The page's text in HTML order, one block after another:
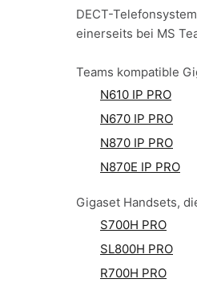
DECT-
einerseits bei MS
Teams kompatible
N610 IP PRO
N670 IP PRO
N870 IP PRO
N870E IP PRO
Gigaset Handsets,
S700H PRO
SL800H PRO
R700H PRO